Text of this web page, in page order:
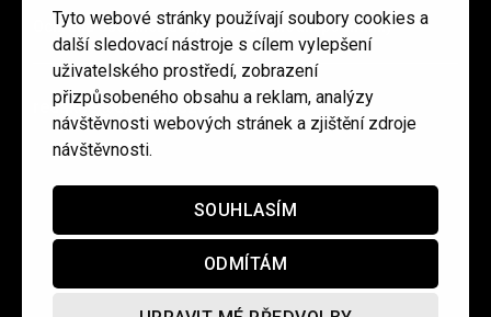
Tyto webové stránky používají soubory cookies a
další sledovací nástroje s cílem vylepšení
uživatelského prostředí, zobrazení
přizpůsobeného obsahu a reklam, analýzy
návštěvnosti webových stránek a zjištění zdroje
návštěvnosti.
SOUHLASÍM
ODMÍTÁM
Ochrana osobních údajů / Obchodní podmínky
redakce@cinepur.cz